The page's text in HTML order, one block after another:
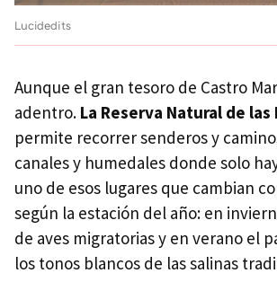
Lucidedits
Aunque el gran tesoro de Castro
adentro. La Reserva Natural de las
permite recorrer senderos y
canales y humedales donde solo
uno de esos lugares que cambian
según la estación del año: en
de aves migratorias y en verano el
los tonos blancos de las salinas